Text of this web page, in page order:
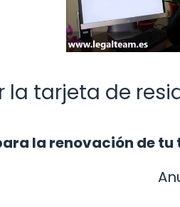
la tarjeta de
la renovación de